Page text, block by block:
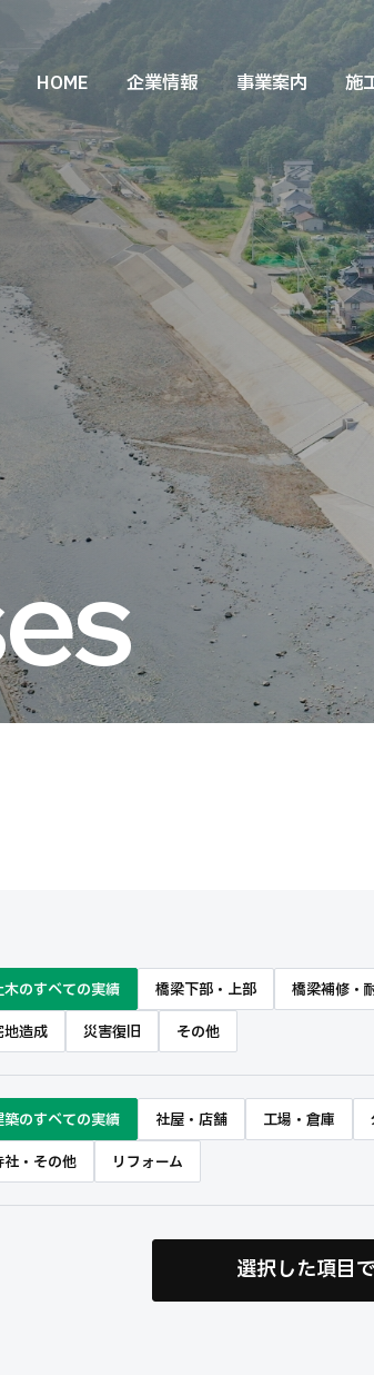
HOME 企業情報 事業案内 施
木のすべての実績 橋梁下部・上部 橋梁補修・
地造成
災害復旧 その他
築のすべての実績 社屋・店舗 工場・倉庫
社・その他
リフォーム
選択した項目